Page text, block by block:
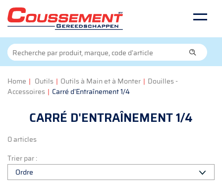
Home | Outils | Outils à Main et à Monter | Douilles -
Accessoires | Carré d'Entraînement 1/4
CARRÉ D'ENTRAÎNEMENT 1/4
0 articles
Trier par :